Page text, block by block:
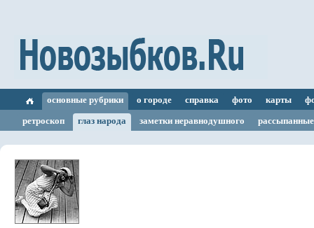
основные рубрики о городе справка фото карты
ретроскоп
глаз народа заметки неравнодушного